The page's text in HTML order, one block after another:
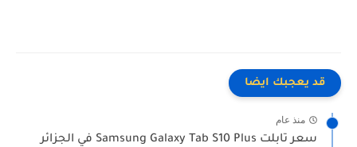
قد يعجبك ايضا
منذ عام
سعر تابلت Samsung Galaxy Tab S10 Plus في الجزائر